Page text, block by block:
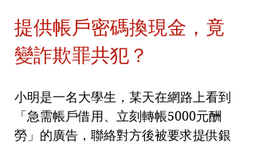
提供帳戶密碼換現金，竟
變詐欺罪共犯？
小明是一名大學生，某天在網路上看到
「急需帳戶借用、立刻轉帳5000元酬
勞」的廣告，聯絡對方後被要求提供銀